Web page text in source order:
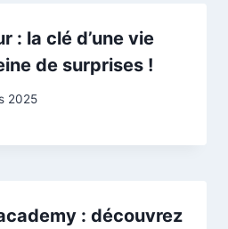
: la clé d’une vie
de surprises !
2025
: découvrez